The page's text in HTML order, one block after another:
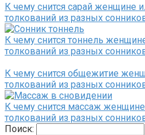
К чему снится сарай женщине
толкований из разных
К чему снится тоннель
толкований из разных
К чему снится общежитие
толкований из разных
К чему снится массаж
толкований из разных
Поиск: